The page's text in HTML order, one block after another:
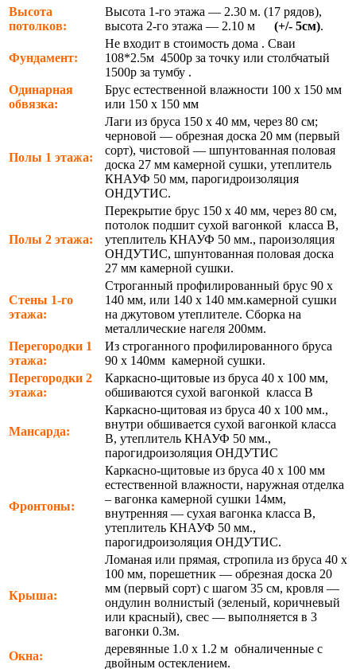
Высота
потолков:
Высота 1-го этажа — 2.30 м. (17 рядов),
высота 2-го этажа — 2.10 м (+/- 5см).
Фундамент:
Не входит в стоимость дома . Сваи
108*2.5м 4500р за точку или столбчатый
1500р за тумбу .
Одинарная
обвязка:
Брус естественной влажности 100 х 150 мм
или 150 х 150 мм
Полы 1 этажа:
Лаги из бруса 150 х 40 мм, через 80 см;
черновой — обрезная доска 20 мм (первый
сорт), чистовой — шпунтованная половая
доска 27 мм камерной сушки, утеплитель
КНАУФ 50 мм, парогидроизоляция
ОНДУТИС.
Полы 2 этажа:
Перекрытие брус 150 х 40 мм, через 80 см,
потолок подшит сухой вагонкой класса В,
утеплитель КНАУФ 50 мм., пароизоляция
ОНДУТИС, шпунтованная половая доска
27 мм камерной сушки.
Стены 1-го
этажа:
Строганный профилированный брус 90 х
140 мм, или 140 х 140 мм.камерной сушки
на джутовом утеплителе. Сборка на
металлические нагеля 200мм.
Перегородки 1
этажа:
Из строганного профилированного бруса
90 х 140мм камерной сушки.
Перегородки 2
этажа:
Каркасно-щитовые из бруса 40 х 100 мм,
обшиваются сухой вагонкой класса В
Мансарда:
Каркасно-щитовая из бруса 40 х 100 мм.,
внутри обшивается сухой вагонкой класса
В, утеплитель КНАУФ 50 мм.,
парогидроизоляция ОНДУТИС
Фронтоны:
Каркасно-щитовые из бруса 40 х 100 мм
естественной влажности, наружная отделка
– вагонка камерной сушки 14мм,
внутренняя — сухая вагонка класса В,
утеплитель КНАУФ 50 мм.,
парогидроизоляция ОНДУТИС.
Крыша:
Ломаная или прямая, стропила из бруса 40 х
100 мм, порешетник — обрезная доска 20
мм (первый сорт) с шагом 35 см, кровля —
ондулин волнистый (зеленый, коричневый
или красный), свес — выполняется в 3
вагонки 0.3м.
Окна:
деревянные 1.0 х 1.2 м обналиченные с
двойным остеклением.